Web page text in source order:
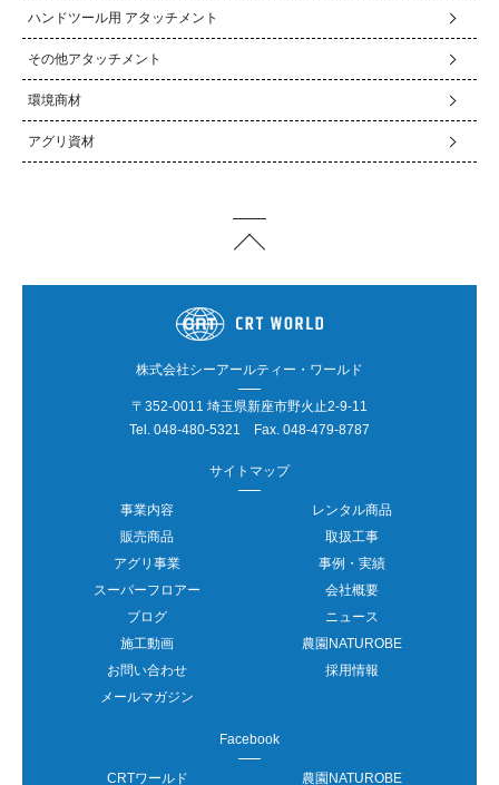
ハンドツール用 アタッチメント
その他アタッチメント
環境商材
アグリ資材
株式会社シーアールティー・ワールド
〒352-0011 埼玉県新座市野火止2-9-11
Tel. 048-480-5321 Fax. 048-479-8787
サイトマップ
事業内容
レンタル商品
販売商品
取扱工事
アグリ事業
事例・実績
スーパーフロアー
会社概要
ブログ
ニュース
施工動画
農園NATUROBE
お問い合わせ
採用情報
メールマガジン
Facebook
CRTワールド 農園NATUROBE